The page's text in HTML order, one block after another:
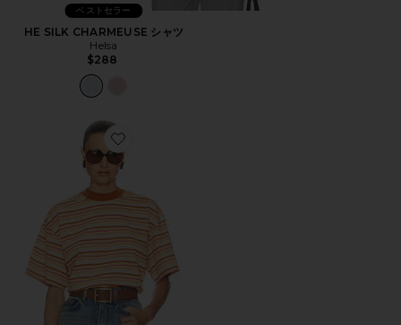
ベストセラー
HE SILK CHARMEUSE シャツ
Helsa
$288
Favorite THE BOXY Tシャツ